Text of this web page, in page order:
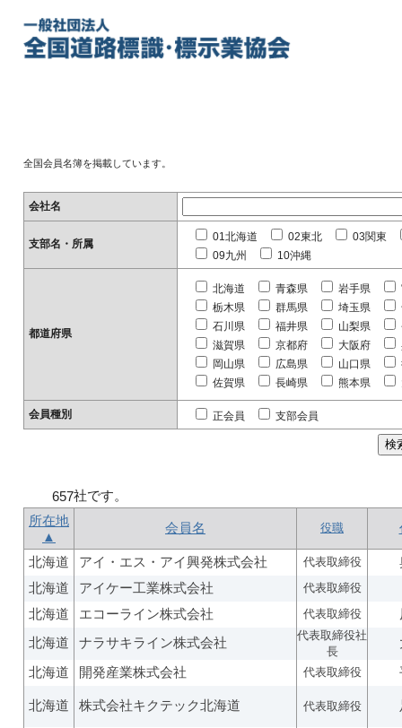
全国会員名簿を掲載しています。
会社名
支部名・所属
01北海道 02東北
03関東
09九州
10沖縄
都道府県
北海道 青森県 岩手県
栃木県
群馬県 埼玉県
石川県
福井県 山梨県
滋賀県
京都府 大阪府
岡山県
広島県 山口県
佐賀県
長崎県 熊本県
会員種別 正会員 支部会員
657社です。
所在地
▲
会員名 役職
北海道 アイ・エス・アイ興発株式会社 代表取締役
北海道
アイケー工業株式会社 代表取締役
北海道 エコーライン株式会社 代表取締役
北海道
ナラサキライン株式会社
代表取締役社
長
北海道 開発産業株式会社 代表取締役
北海道 株式会社キクテック北海道 代表取締役